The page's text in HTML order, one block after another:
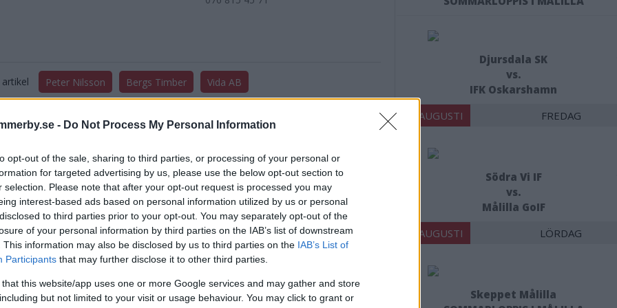
- Do Not Process My Personal Information
opt-out of the sale, sharing to third parties, or processing of your personal or
for targeted advertising by us, please use the below opt-out section to
selection. Please note that after your opt-out request is processed you may
interest-based ads based on personal information utilized by us or personal
to third parties prior to your opt-out. You may separately opt-out of the
of your personal information by third parties on the IAB’s list of downstream
This information may also be disclosed by us to third parties on the IAB’s List of
Participants that may further disclose it to other third parties.
that this website/app uses one or more Google services and may gather and store
but not limited to your visit or usage behaviour. You may click to grant or
Peter Nilsson Bergs Timber Vida AB
DELA PÅ FACEBOOK DELA PÅ X
inlägg
FÖRETAG STÄNGER VERKSAMHETEN LOKALT
Djursdala SK
vs.
IFK Oskarshamn
14 AUGUSTI FREDAG
Södra Vi IF
vs.
Målilla GoIF
15 AUGUSTI LÖRDAG
Skeppet Målilla